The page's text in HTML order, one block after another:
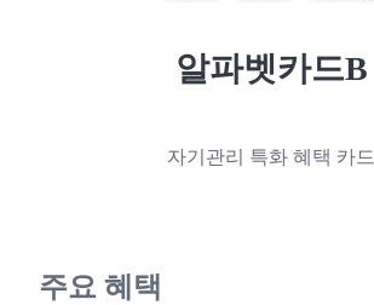
알파벳카드B
자기관리 특화 혜택 카드
주요 혜택